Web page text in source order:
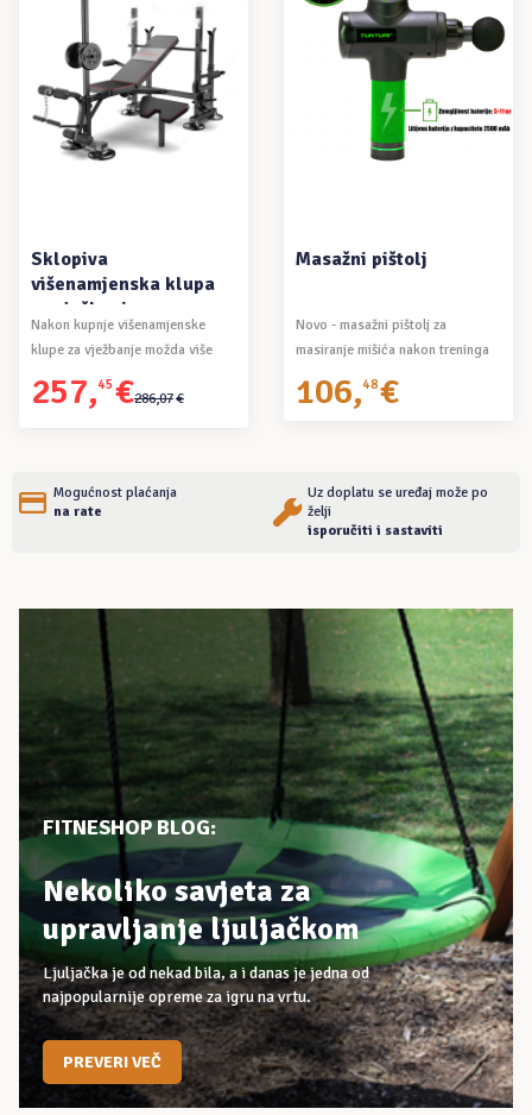
DODAJ U KOŠARICU
Masažni pištolj
Novo - masažni pištolj za
masiranje mišića nakon treninga
106,48€
DODAJ U KOŠARICU
Stol za rastezanje
Novi modeli inverzijskih stolova
jače konstrukcije, namijenjeni
većim i težim ...
163, 11€
Mogućnost plaćanja
na rate
Uz doplatu se uređaj može po
želji
isporučiti i sastaviti
FITNESHOP BLOG:
Nekoliko savjeta za
upravljanje ljuljačkom
Ljuljačka je od nekad bila, a i danas je jedna od
najpopularnije opreme za igru na vrtu.
PREVERI VEČ